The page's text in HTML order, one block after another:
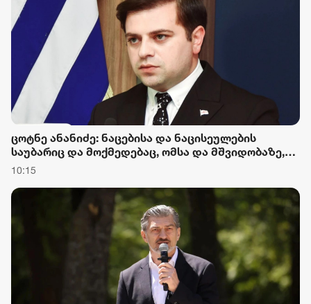
ცოტნე ანანიძე: ნაცებისა და ნაცისეულების
საუბარიც და მოქმედებაც, ომსა და მშვიდობაზე,
მუდმივად საქართველოს აზიანებდა და კვლავაც
10:15